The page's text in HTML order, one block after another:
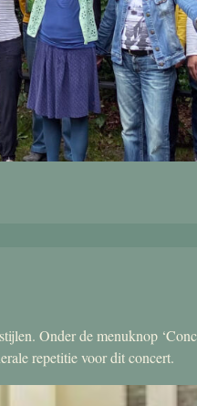
Onder de menuknop
repetitie voor dit concert.